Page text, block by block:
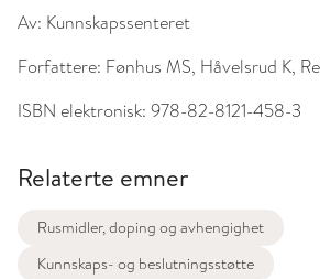
Av: Kunnskapssenteret
Forfattere: Fønhus MS, Håvelsrud K,
ISBN elektronisk: 978-82-8121-458-3
Relaterte emner
Rusmidler, doping og avhengighet
Kunnskaps- og beslutningsstøtte